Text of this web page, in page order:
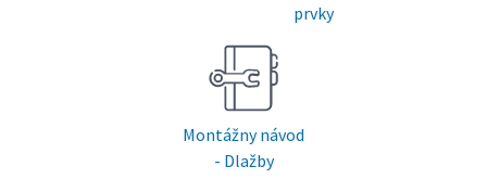
prvky
Montážny návod
- Dlažby